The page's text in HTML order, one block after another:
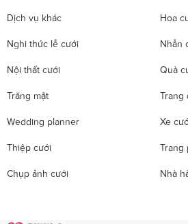
Dịch vụ khác Hoa
Nghi thức lễ cưới Nhẫn
Nội thất cưới Quà
Trăng mật Trang
Wedding planner Xe
Thiệp cưới Trang
Chụp ảnh cưới Nhà